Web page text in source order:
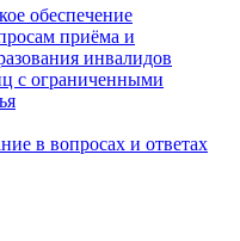
обеспечение
приёма и
инвалидов
с ограниченными
в вопросах и ответах